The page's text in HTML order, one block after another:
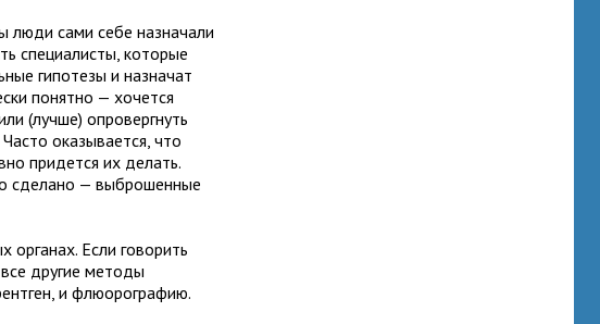
люди сами себе назначали
специалисты, которые
гипотезы и назначат
понятно — хочется
(лучше) опровергнуть
оказывается, что
придется их делать.
сделано — выброшенные
Если говорить
другие методы
и флюорографию.